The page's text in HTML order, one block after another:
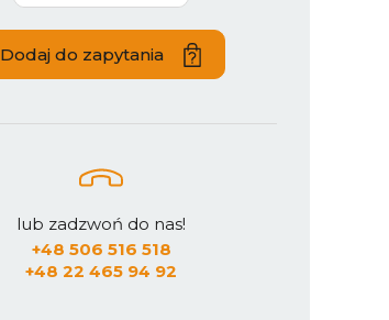
Dodaj do zapytania
lub zadzwoń do nas!
+48 506 516 518
+48 22 465 94 92